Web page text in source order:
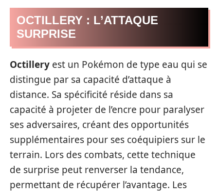
OCTILLERY : L’ATTAQUE
SURPRISE
Octillery est un Pokémon de type eau qui se
distingue par sa capacité d’attaque à
distance. Sa spécificité réside dans sa
capacité à projeter de l’encre pour paralyser
ses adversaires, créant des opportunités
supplémentaires pour ses coéquipiers sur le
terrain. Lors des combats, cette technique
de surprise peut renverser la tendance,
permettant de récupérer l’avantage. Les